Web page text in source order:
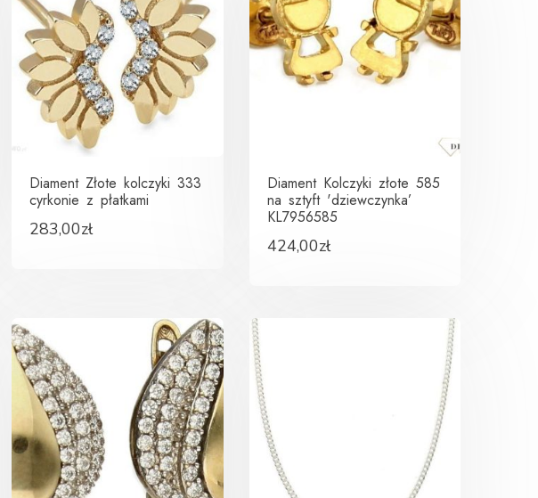
Diament Złote kolczyki 333
cyrkonie z płatkami
283,00zł
Diament Kolczyki złote 585
na sztyft 'dziewczynka’
KL7956585
424,00zł